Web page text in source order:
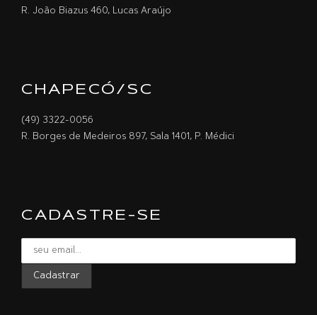
R. João Biazus 460, Lucas Araújo
CHAPECÓ/SC
(49) 3322-0056
R. Borges de Medeiros 897, Sala 1401, P. Médici
CADASTRE-SE